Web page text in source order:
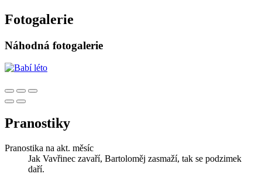
Fotogalerie
Náhodná fotogalerie
Pranostiky
Pranostika na akt. měsíc
Jak Vavřinec zavaří, Bartoloměj zasmaží, tak se podzimek
daří.